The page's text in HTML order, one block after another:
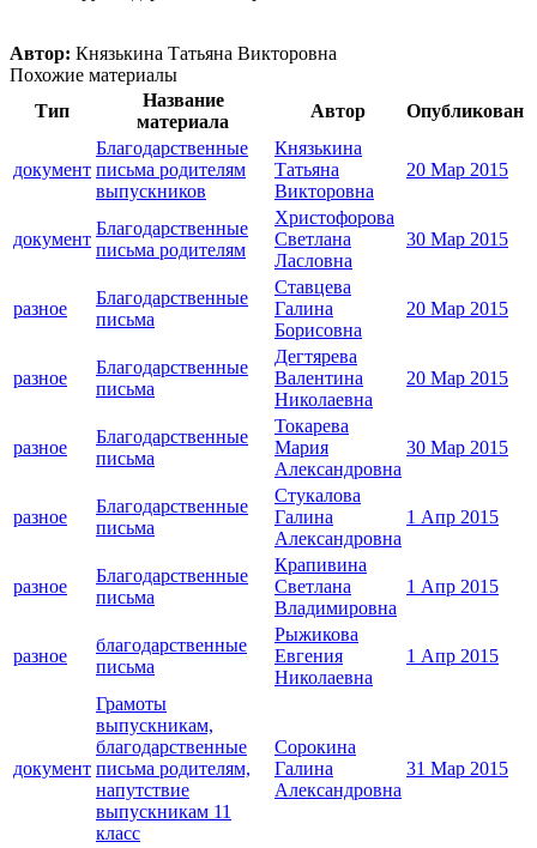
Автор: Князькина Татьяна Викторовна
Похожие материалы
Тип
Название
материала
Автор Опубликован
документ
Благодарственные
письма родителям
выпускников
Князькина
Татьяна
Викторовна
20 Мар 2015
документ
Благодарственные
письма родителям
Христофорова
Светлана
Ласловна
30 Мар 2015
разное
Благодарственные
письма
Ставцева
Галина
Борисовна
20 Мар 2015
разное
Благодарственные
письма
Дегтярева
Валентина
Николаевна
20 Мар 2015
разное
Благодарственные
письма
Токарева
Мария
Александровна
30 Мар 2015
разное
Благодарственные
письма
Стукалова
Галина
Александровна
1 Апр 2015
разное
Благодарственные
письма
Крапивина
Светлана
Владимировна
1 Апр 2015
разное
благодарственные
письма
Рыжикова
Евгения
Николаевна
1 Апр 2015
документ
Грамоты
выпускникам,
благодарственные
письма родителям,
напутствие
выпускникам 11
класс
Сорокина
Галина
Александровна
31 Мар 2015